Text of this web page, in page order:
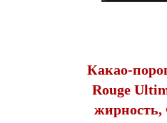
Какао-
Rouge